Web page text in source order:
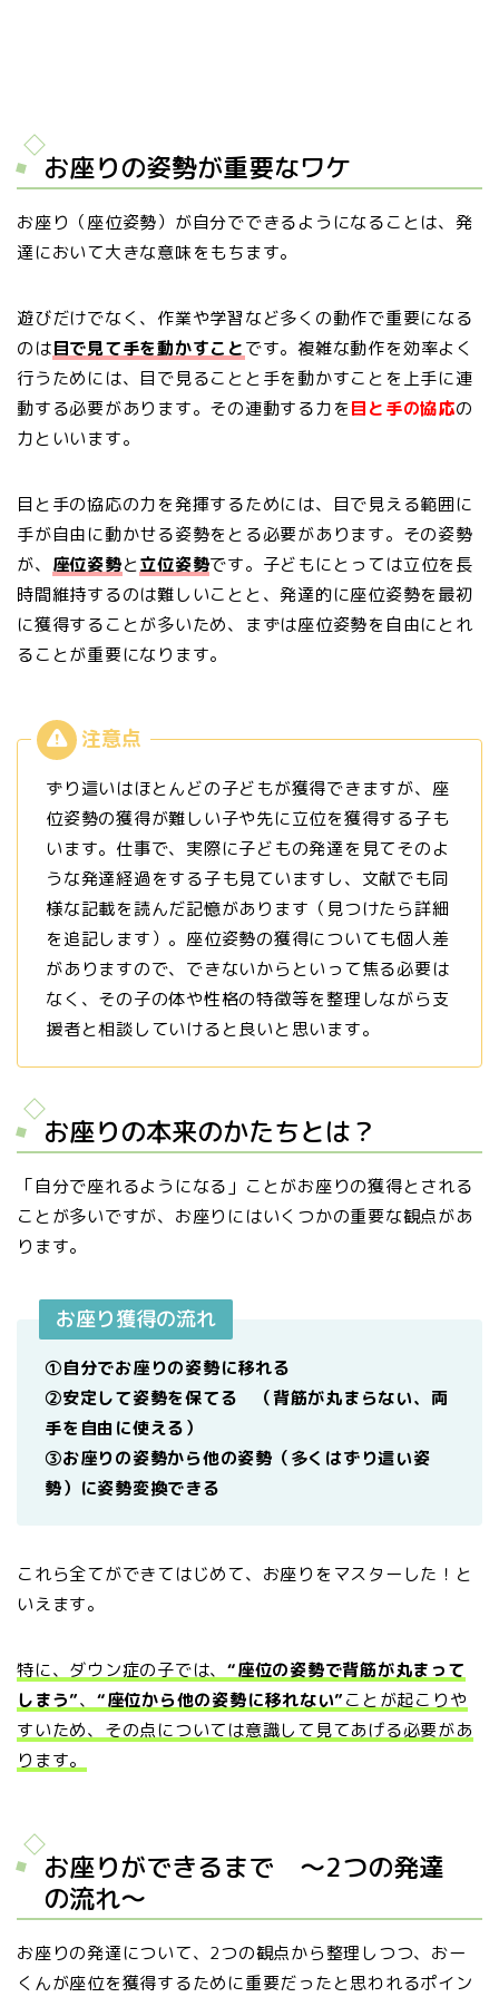
お座りの姿勢が重要なワケ
お座り（座位姿勢）が自分でできるようになることは、発
達において大きな意味をもちます。
遊びだけでなく、作業や学習など多くの動作で重要になる
のは目で見て手を動かすことです。複雑な動作を効率よく
行うためには、目で見ることと手を動かすことを上手に連
動する必要があります。その連動する力を目と手の協応の
力といいます。
目と手の協応の力を発揮するためには、目で見える範囲に
手が自由に動かせる姿勢をとる必要があります。その姿勢
が、 座位姿勢と立位姿勢です。子どもにとっては立位を長
時間維持するのは難しいことと、発達的に座位姿勢を最初
に獲得することが多いため、まずは座位姿勢を自由にとれ
ることが重要になります。
ずり這いはほとんどの子どもが獲得できますが、座
位姿勢の獲得が難しい子や先に立位を獲得する子も
います。仕事で、実際に子どもの発達を見てそのよ
うな発達経過をする子も見ていますし、文献でも同
様な記載を読んだ記憶があります（見つけたら詳細
を追記します）。座位姿勢の獲得についても個人差
がありますので、できないからといって焦る必要は
なく、その子の体や性格の特徴等を整理しながら支
援者と相談していけると良いと思います。
お座りの本来のかたちとは？
「自分で座れるようになる」ことがお座りの獲得とされる
ことが多いですが、お座りにはいくつかの重要な観点があ
ります。
お座り獲得の流れ
①自分でお座りの姿勢に移れる
②安定して姿勢を保てる （背筋が丸まらない、両
手を自由に使える）
③お座りの姿勢から他の姿勢（多くはずり這い姿
勢）に姿勢変換できる
これら全てができてはじめて、お座りをマスターした！と
いえます。
特に、ダウン症の子では、“座位の姿勢で背筋が丸まって
しまう”、 “座位から他の姿勢に移れない”ことが起こりや
すいため、その点については意識して見てあげる必要があ
ります。
お座りができるまで 〜2つの発達
の流れ〜
お座りの発達について、2つの観点から整理しつつ、おー
くんが座位を獲得するために重要だったと思われるポイン